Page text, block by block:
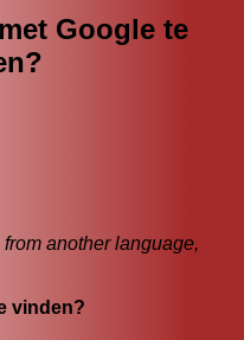
Google te
from another language,
vinden?